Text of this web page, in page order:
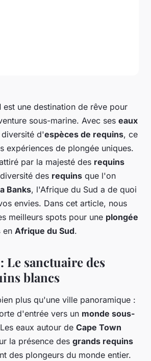
est une destination de rêve pour
sous-marine. Avec ses eaux
diversité d'espèces de requins, ce
expériences de plongée uniques.
par la majesté des requins
des requins que l'on
Banks, l'Afrique du Sud a de quoi
envies. Dans cet article, nous
meilleurs spots pour une plongée
en Afrique du Sud.
Le sanctuaire des
blancs
plus qu'une ville panoramique :
d'entrée vers un monde sous-
eaux autour de Cape Town
la présence des grands requins
des plongeurs du monde entier.